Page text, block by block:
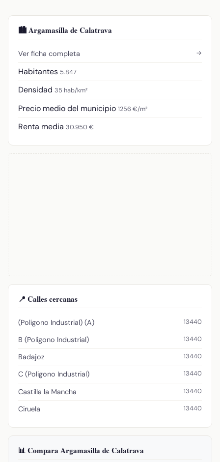
🏙️ Argamasilla de Calatrava
Ver ficha completa →
Habitantes 5.847
Densidad 35 hab/km²
Precio medio del municipio 1256 €/m²
Renta media 30.950 €
📍 Calles cercanas
(Poligono Industrial) (A) 13440
B (Poligono Industrial) 13440
Badajoz 13440
C (Poligono Industrial) 13440
Castilla la Mancha 13440
Ciruela 13440
📊 Compara Argamasilla de Calatrava